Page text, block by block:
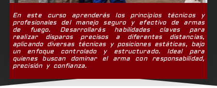
En este curso aprenderás los principios técnicos y
profesionales del manejo seguro y efectivo de armas
de fuego. Desarrollarás habilidades claves para
realizar disparos precisos a diferentes distancias,
aplicando diversas técnicas y posiciones estáticas, bajo
un enfoque controlado y estructurado. Ideal para
quienes buscan dominar el arma con responsabilidad,
precisión y confianza.